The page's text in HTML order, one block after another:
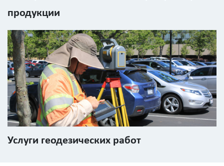
продукции
Услуги геодезических работ